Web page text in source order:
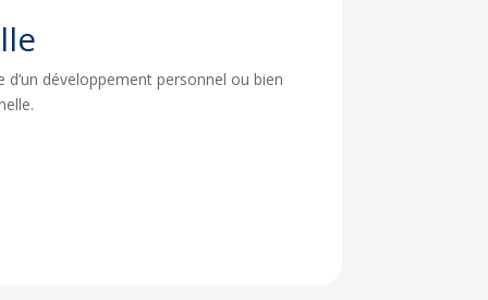
développement personnel ou bien